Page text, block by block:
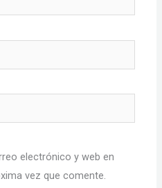
electrónico y web en
vez que comente.